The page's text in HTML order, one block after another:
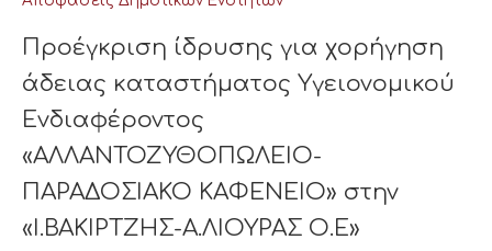
Προέγκριση ίδρυσης για χορήγηση
άδειας καταστήματος Υγειονομικού
Ενδιαφέροντος
«ΑΛΛΑΝΤΟΖΥΘΟΠΩΛΕΙΟ-
ΠΑΡΑΔΟΣΙΑΚΟ ΚΑΦΕΝΕΙΟ» στην
«Ι.ΒΑΚΙΡΤΖΗΣ-Α.ΛΙΟΥΡΑΣ Ο.Ε»